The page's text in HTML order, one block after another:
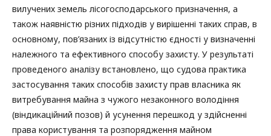
вилучених земель лісогосподарського призначення, а
також наявністю різних підходів у вирішенні таких справ, в
основному, пов’язаних із відсутністю єдності у визначенні
належного та ефективного способу захисту. У результаті
проведеного аналізу встановлено, що судова практика
застосування таких способів захисту прав власника як
витребування майна з чужого незаконного володіння
(віндикаційний позов) й усунення перешкод у здійсненні
права користування та розпорядження майном